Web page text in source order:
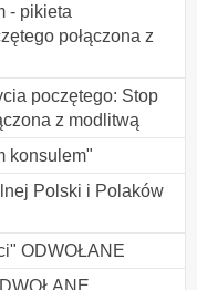
- pikieta
połączona z
poczętego: Stop
z modlitwą
konsulem"
Polski i Polaków
ODWOŁANE